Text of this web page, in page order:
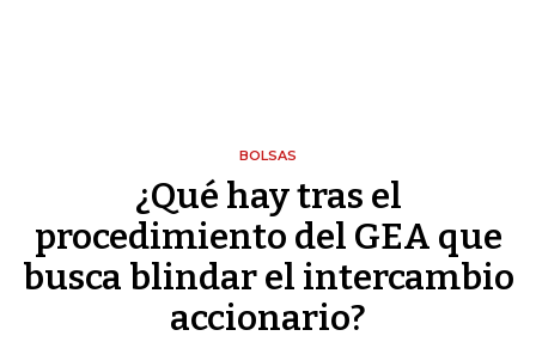
BOLSAS
¿Qué hay tras el
procedimiento del GEA que
busca blindar el intercambio
accionario?